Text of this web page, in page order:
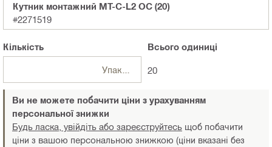
Кутник монтажний MT-C-L2 OC (20)
#2271519
Кількість
Упаковки
Всьогоодиниці
20
Ви не можете побачити ціни з урахуванням
персональної знижки
Будь ласка, увійдіть або зареєструйтесь щоб побачити
ціни з вашою персональною знижкою (ціни вказані без